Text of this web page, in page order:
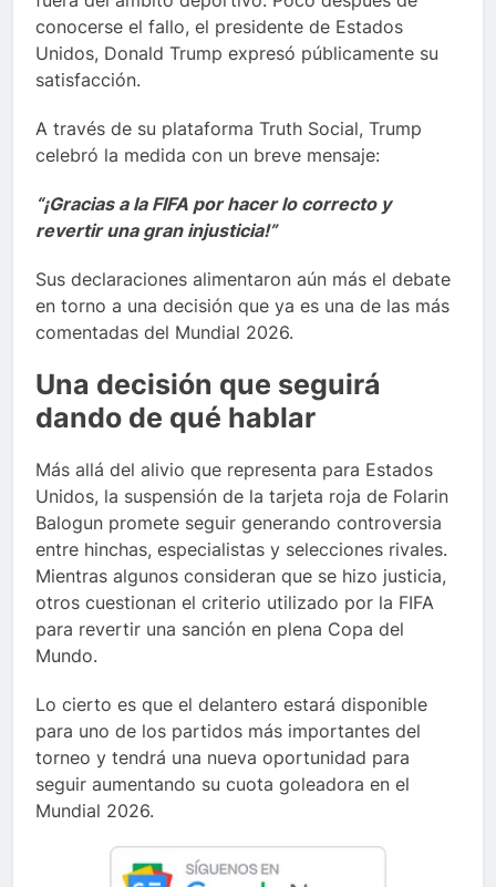
conocerse el fallo, el presidente de Estados
Unidos, Donald Trump expresó públicamente su
satisfacción.
A través de su plataforma Truth Social, Trump
celebró la medida con un breve mensaje:
“¡Gracias a la FIFA por hacer lo correcto y
revertir una gran injusticia!”
Sus declaraciones alimentaron aún más el debate
en torno a una decisión que ya es una de las más
comentadas del Mundial 2026.
Una decisión que seguirá
dando de qué hablar
Más allá del alivio que representa para Estados
Unidos, la suspensión de la tarjeta roja de Folarin
Balogun promete seguir generando controversia
entre hinchas, especialistas y selecciones rivales.
Mientras algunos consideran que se hizo justicia,
otros cuestionan el criterio utilizado por la FIFA
para revertir una sanción en plena Copa del
Mundo.
Lo cierto es que el delantero estará disponible
para uno de los partidos más importantes del
torneo y tendrá una nueva oportunidad para
seguir aumentando su cuota goleadora en el
Mundial 2026.